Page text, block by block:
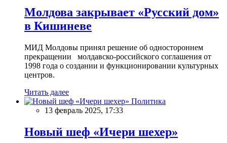
Молдова закрывает «Русский дом»
в Кишиневе
МИД Молдовы принял решение об одностороннем
прекращении молдавско-российского соглашения от
1998 года о создании и функционировании культурных
центров.
Читать далее
Политика
13 февраль 2025, 17:33
Новый шеф «Ичери шехер»